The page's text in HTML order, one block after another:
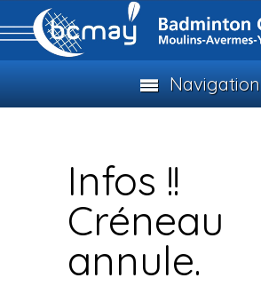
Navigation
Infos !!
Créneau
annule.